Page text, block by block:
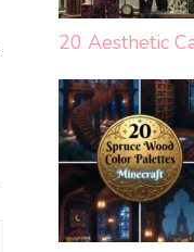
20 Aesthetic